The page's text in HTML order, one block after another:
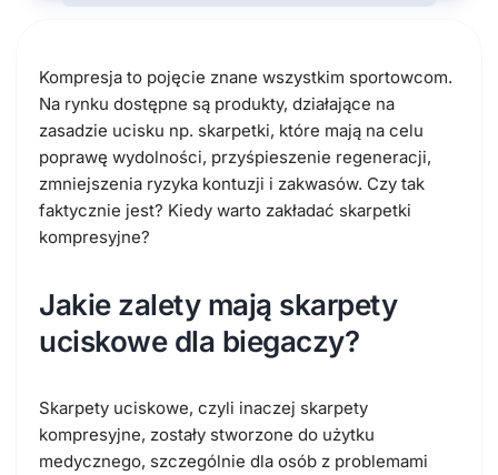
Kompresja to pojęcie znane wszystkim sportowcom.
Na rynku dostępne są produkty, działające na
zasadzie ucisku np. skarpetki, które mają na celu
poprawę wydolności, przyśpieszenie regeneracji,
zmniejszenia ryzyka kontuzji i zakwasów. Czy tak
faktycznie jest? Kiedy warto zakładać skarpetki
kompresyjne?
Jakie zalety mają skarpety
uciskowe dla biegaczy?
Skarpety uciskowe, czyli inaczej skarpety
kompresyjne, zostały stworzone do użytku
medycznego, szczególnie dla osób z problemami